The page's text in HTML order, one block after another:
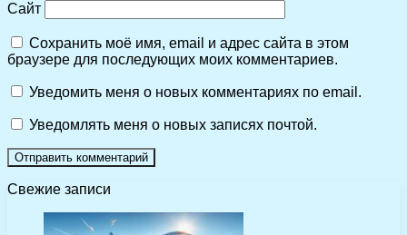
Сайт
Сохранить моё имя, email и адрес сайта в этом
браузере для последующих моих комментариев.
Уведомить меня о новых комментариях по email.
Уведомлять меня о новых записях почтой.
Свежие записи